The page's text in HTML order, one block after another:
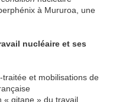
à Mururoa, une
nucléaire et ses
et mobilisations de
« gitane » du travail